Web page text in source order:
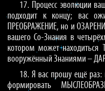
17. Процесс эволюции
подходит к концу; вас
ПРЕОБРАЖЕНИЕ, но и
вашего Со-Знания в
котором может находиться
вооружённый Знаниями –
18. Я вас прошу ещё
формировать